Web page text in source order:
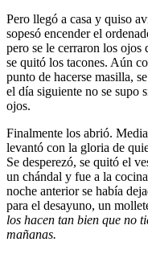
Pero llegó a casa y quiso
sopesó encender el
pero se le cerraron los ojos
se quitó los tacones. Aún
punto de hacerse masilla,
el día siguiente no se supo
ojos.
Finalmente los abrió.
levantó con la gloria de
Se desperezó, se quitó el
un chándal y fue a la
noche anterior se había
para el desayuno, un
los hacen tan bien que no
mañanas.